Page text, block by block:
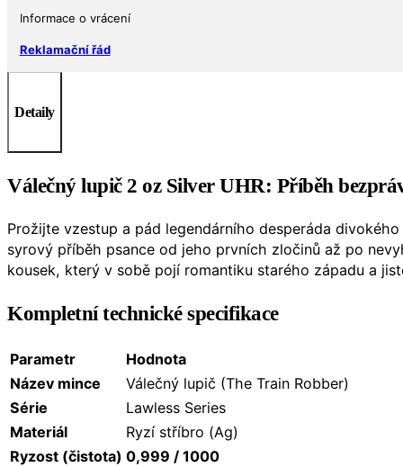
Informace o vrácení
Reklamační řád
Detaily
Válečný lupič 2 oz Silver UHR: Příběh
Prožijte vzestup a pád legendárního desperáda
syrový příběh psance od jeho prvních zločinů až po
kousek, který v sobě pojí romantiku starého západu a
Kompletní technické specifikace
Parametr
Hodnota
Název mince
Válečný lupič (The Train Robber)
Série
Lawless Series
Materiál
Ryzí stříbro (Ag)
Ryzost (čistota) 0,999 / 1000